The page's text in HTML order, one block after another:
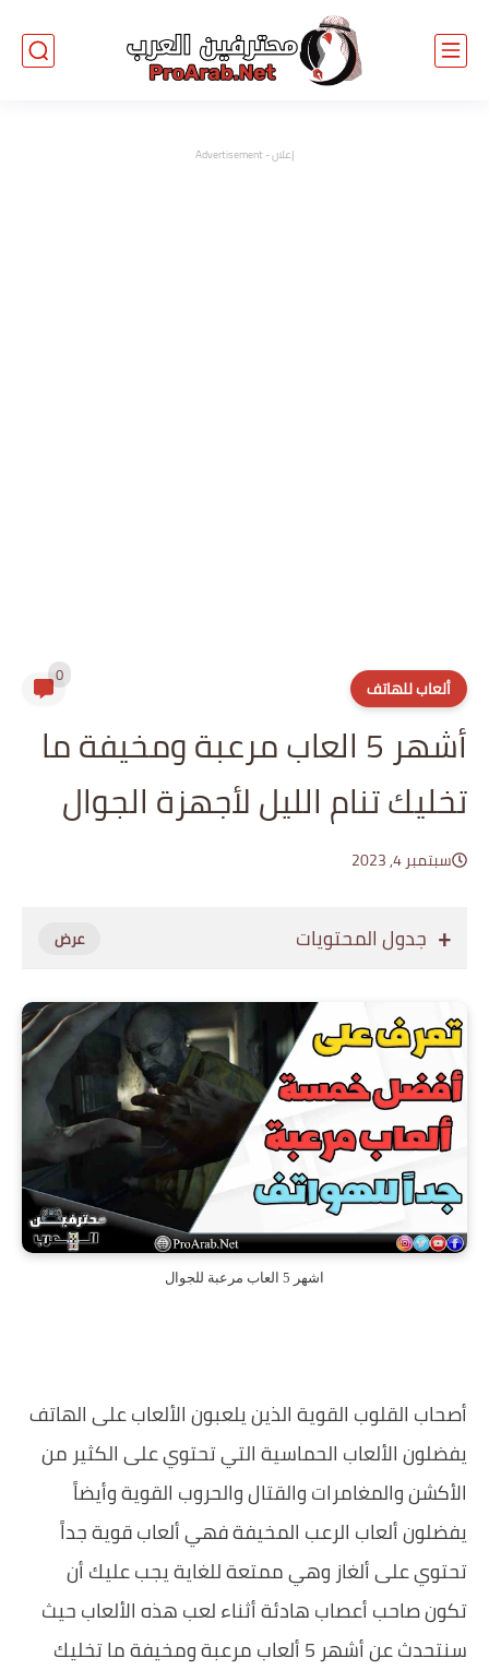
إعلان - Advertisement
ألعاب للهاتف 0
أشهر 5 العاب مرعبة ومخيفة ما
تخليك تنام الليل لأجهزة الجوال
سبتمبر 4, 2023
جدول المحتويات
اشهر 5 العاب مرعبة للجوال
أصحاب القلوب القوية الذين يلعبون الألعاب على الهاتف
يفضلون الألعاب الحماسية التي تحتوي على الكثير من
الأكشن والمغامرات والقتال والحروب القوية وأيضاً
يفضلون ألعاب الرعب المخيفة فهي ألعاب قوية جداً
تحتوي على ألغاز وهي ممتعة للغاية يجب عليك أن
تكون صاحب أعصاب هادئة أثناء لعب هذه الألعاب حيث
سنتحدث عن أشهر 5 ألعاب مرعبة ومخيفة ما تخليك